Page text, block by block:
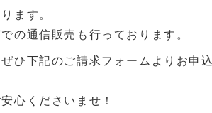
ます。
の通信販売も行っております。
ひ下記のご請求フォームよりお申
心くださいませ！